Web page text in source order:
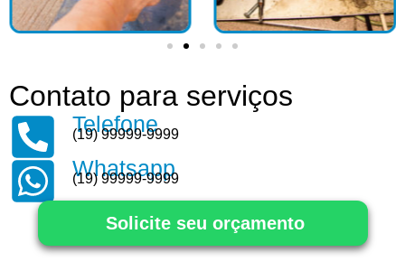
Contato para serviços
Telefone
(19) 99999-9999
Whatsapp
(19) 99999-9999
Solicite seu orçamento